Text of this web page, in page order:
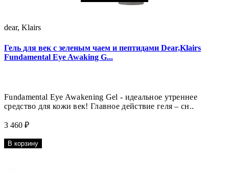
dear, Klairs
Гель для век с зеленым чаем и пептидами Dear,Klairs
Fundamental Eye Awaking G...
Fundamental Eye Awakening Gel - идеальное утреннее
средство для кожи век! Главное действие геля – сн..
3 460 ₽
В корзину